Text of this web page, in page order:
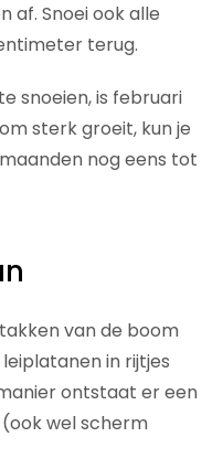
af. Snoei ook alle
terug.
snoeien, is februari
sterk groeit, kun je
nog eens tot
van de boom
in rijtjes
ontstaat er een
wel scherm